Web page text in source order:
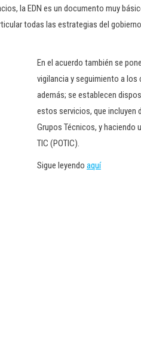
la EDN es un documento muy
todas las estrategias del
En el acuerdo también se
vigilancia y seguimiento a
además; se establecen
estos servicios, que incluyen
Grupos Técnicos, y
TIC (POTIC).
Sigue leyendo aquí